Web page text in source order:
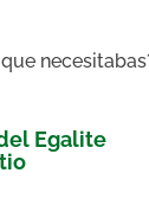
Egalite